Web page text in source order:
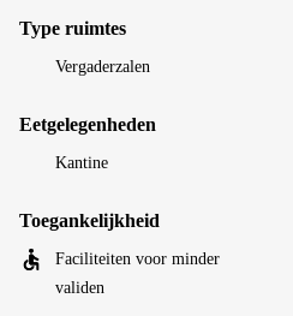
Type ruimtes
Vergaderzalen
Eetgelegenheden
Kantine
Toegankelijkheid
Faciliteiten voor minder
validen